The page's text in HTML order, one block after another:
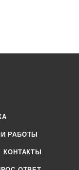
РАБОТЫ
КОНТАКТЫ